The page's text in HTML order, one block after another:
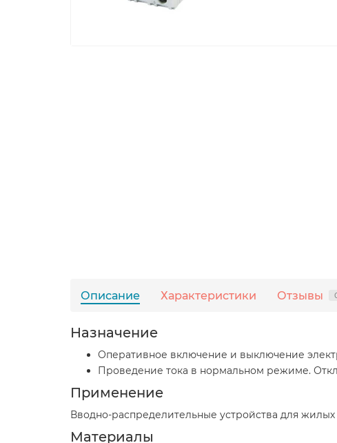
Описание Характеристики Отзывы
Назначение
Оперативное включение и выключение
Проведение тока в нормальном режиме.
Применение
Вводно-распределительные устройства для
Материалы